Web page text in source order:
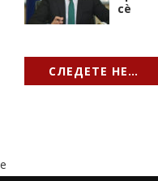
сѐ
СЛЕДЕТЕ НЕ…
e